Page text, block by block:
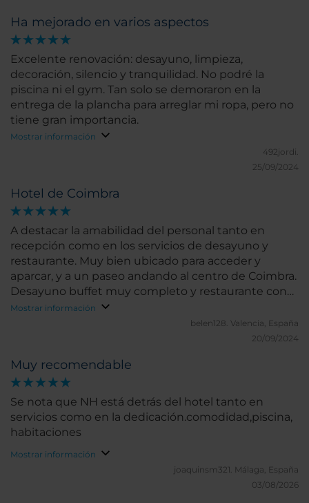
Muy recomendable
Se nota que NH está detrás del hotel tanto en
servicios como en la dedicación.comodidad,piscina,
habitaciones
Mostrar información
joaquinsm321. Málaga, España
03/08/2026
Ha mejorado en varios aspectos
Excelente renovación: desayuno, limpieza,
decoración, silencio y tranquilidad. No podré la
piscina ni el gym. Tan solo se demoraron en la
entrega de la plancha para arreglar mi ropa, pero no
tiene gran importancia.
Mostrar información
492jordi.
25/09/2024
Hotel de Coimbra
A destacar la amabilidad del personal tanto en
recepción como en los servicios de desayuno y
restaurante. Muy bien ubicado para acceder y
aparcar, y a un paseo andando al centro de Coimbra.
Desayuno buffet muy completo y restaurante con
buenos platos a precio razonable: Piscina para darse
Mostrar información
belen128. Valencia, España
20/09/2024